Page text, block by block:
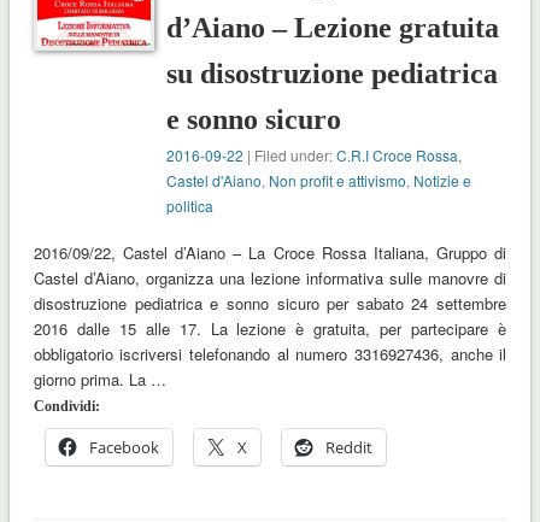
d’Aiano – Lezione gratuita
su disostruzione pediatrica
e sonno sicuro
2016-09-22 | Filed under:C.R.I Croce Rossa,
Castel d'Aiano, Non profit e attivismo, Notizie e
politica
2016/09/22, Castel d’Aiano – La Croce Rossa Italiana, Gruppo di
Castel d’Aiano, organizza una lezione informativa sulle manovre di
disostruzione pediatrica e sonno sicuro per sabato 24 settembre
2016 dalle 15 alle 17. La lezione è gratuita, per partecipare è
obbligatorio iscriversi telefonando al numero 3316927436, anche il
giorno prima. La …
Condividi:
Facebook X Reddit